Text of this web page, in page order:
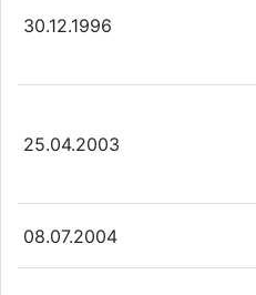
30.12.1996
25.04.2003
08.07.2004